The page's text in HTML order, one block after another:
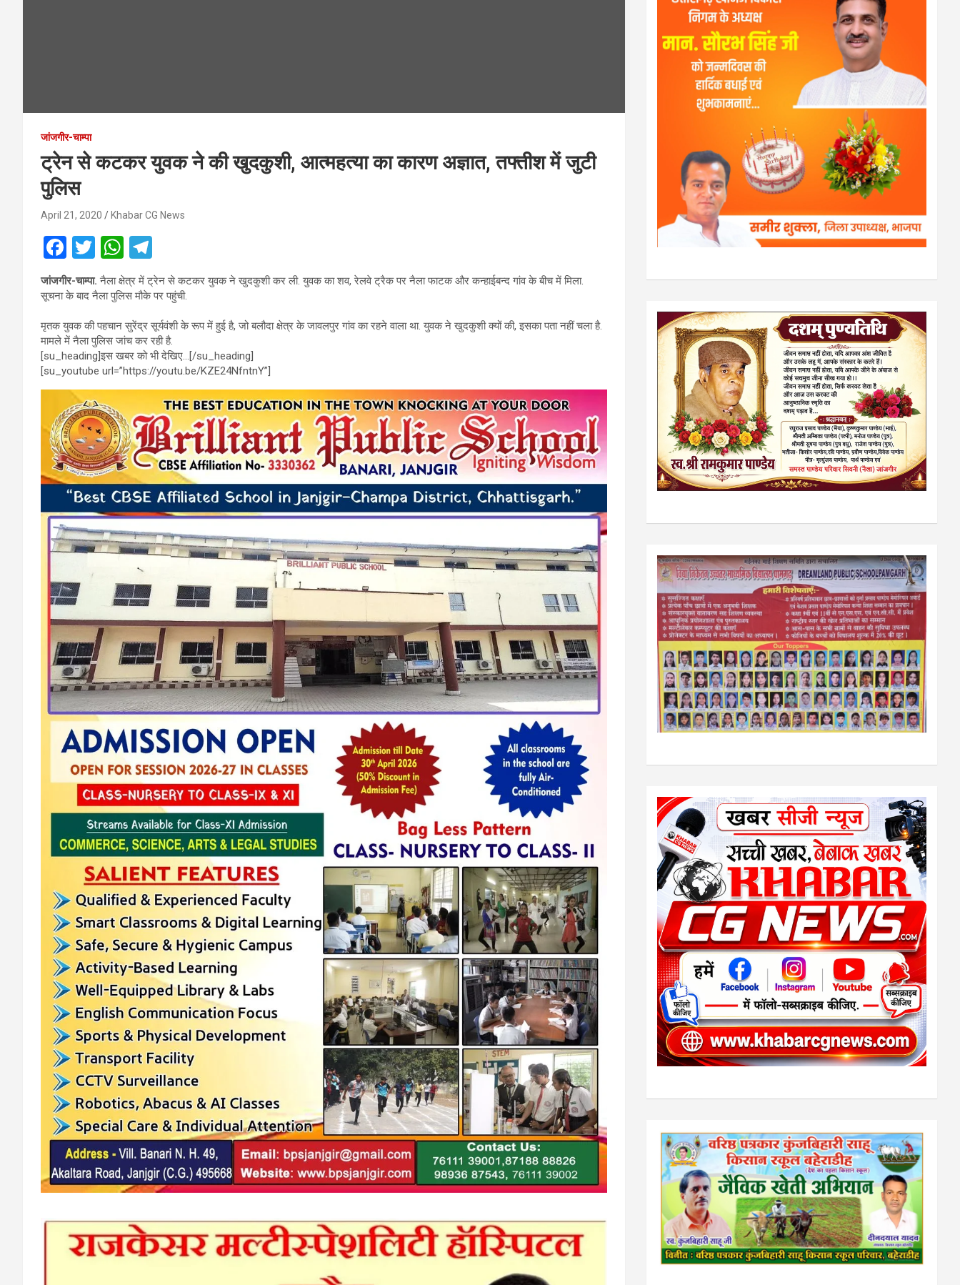
जांजगीर-चाम्पा
ट्रेन से कटकर युवक ने की खुदकुशी, आत्महत्या का कारण अज्ञात, तफ्तीश में जुटी
पुलिस
April 21, 2020 Khabar CG News
F
a
ce
b
o
o
k
T
wi
tt
er
W
h
at
s
A
p
p
el
e
gr
a
m
जांजगीर-चाम्पा. नैला क्षेत्र में ट्रेन से कटकर युवक ने खुदकुशी कर ली. युवक का शव, रेलवे ट्रैक पर नैला फाटक और कन्हाईबन्द गांव के बीच में मिला.
सूचना के बाद नैला पुलिस मौके पर पहुंची.
मृतक युवक की पहचान सुरेंद्र सूर्यवंशी के रूप में हुई है, जो बलौदा क्षेत्र के जावलपुर गांव का रहने वाला था. युवक ने खुदकुशी क्यों की, इसका पता नहीं चला है.
मामले में नैला पुलिस जांच कर रही है.
[su_heading]इस खबर को भी देखिए…[/su_heading]
[su_youtube url=”https://youtu.be/KZE24NfntnY”]